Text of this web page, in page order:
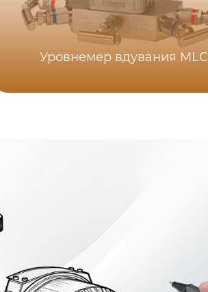
Уровнемер вдувания MLC